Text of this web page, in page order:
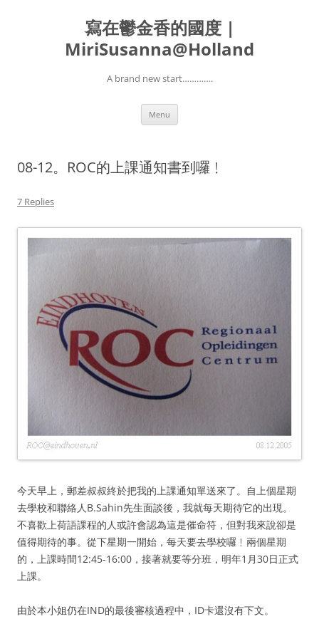
寫在鬱金香的國度 |
MiriSusanna@Holland
A brand new start………….
Menu
08-12。ROC的上課通知書到囉﹗
7 Replies
今天早上，郵差叔叔終於把我的上課通知單送來了。自上個星期
去學校和聯絡人B.Sahin先生面談後，我就每天期待它的出現。
不喜歡上荷語課程的人或許會認為這是催命符，但對我來說卻是
值得期待的事。從下星期一開始，每天要去學校囉﹗兩個星期
的，上課時間12:45-16:00，接著就要等分班，明年1月30日正式
上課。
由於本小姐仍在IND的最後審核過程中，ID卡還沒有下文。